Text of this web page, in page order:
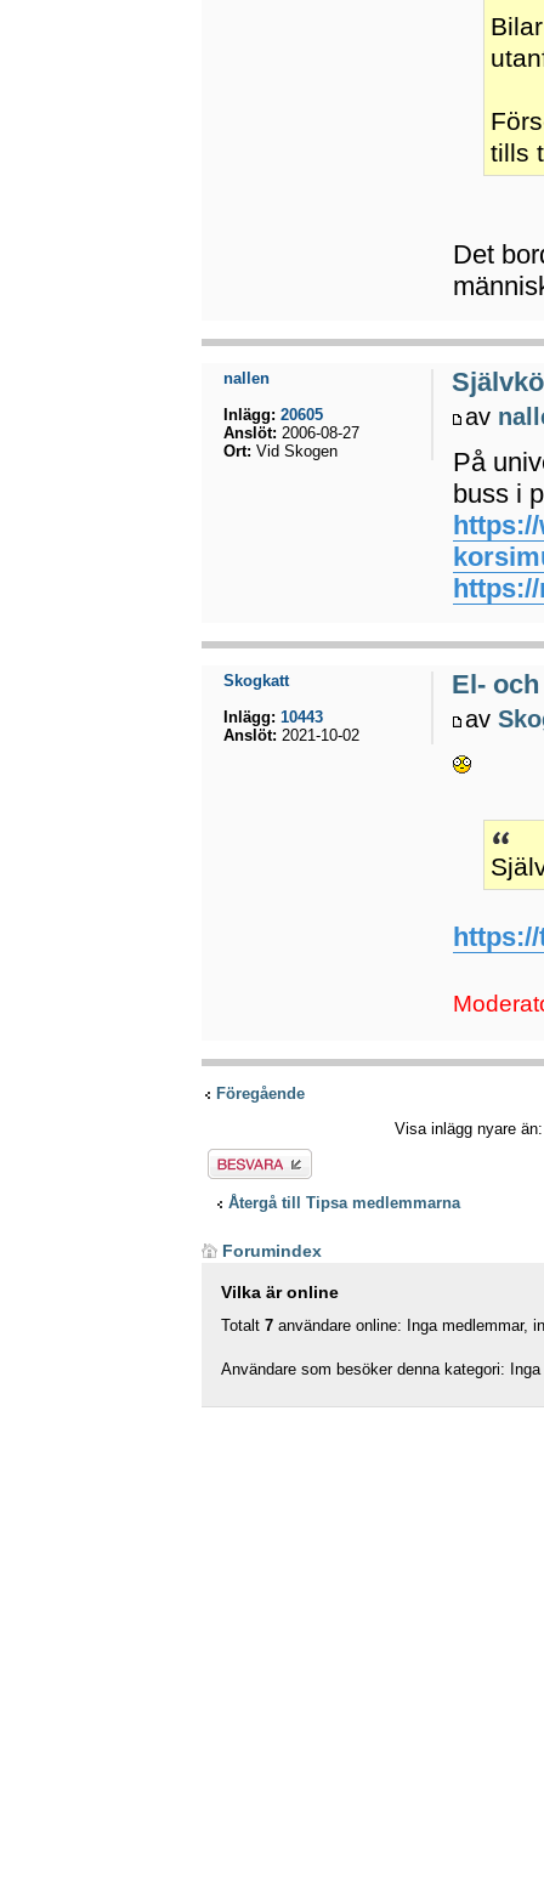
tills
Det
av
På
buss i
nallen
Inlägg: 20605
Anslöt: 2006-08-27
Ort: Vid Skogen
El-
av
Skogkatt
Inlägg: 10443
Anslöt: 2021-10-02
Föregående
Visa inlägg nyare
Besvara
Återgå till Tipsa medlemmarna
Forumindex
Vilka är online
Totalt 7 användare online: Inga medlemmar,
Användare som besöker denna kategori: